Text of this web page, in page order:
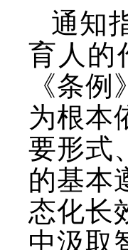
通知
育人的
《条
为根本
要形式
的基本
态化长
中汲取